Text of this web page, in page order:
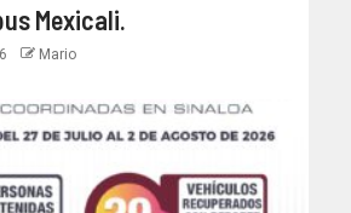
Mexicali.
Mario